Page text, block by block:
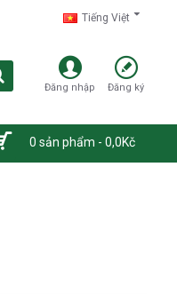
Tiếng Việt
Đăng nhập Đăng ký
0 sản phẩm - 0,0Kč